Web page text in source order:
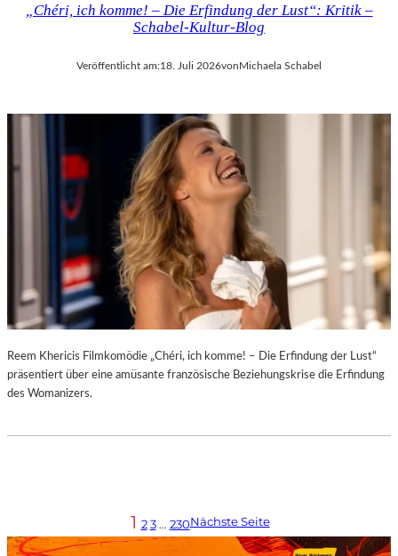
„Chéri, ich komme! – Die Erfindung der Lust“: Kritik –
Schabel-Kultur-Blog
Veröffentlicht am:18. Juli 2026vonMichaela Schabel
Reem Khericis Filmkomödie „Chéri, ich komme! – Die Erfindung der Lust“
präsentiert über eine amüsante französische Beziehungskrise die Erfindung
des Womanizers.
1 2 3 … 230Nächste Seite